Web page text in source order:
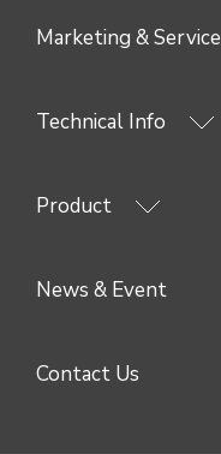
Marketing & Service
Technical Info
Product
News & Event
Contact Us